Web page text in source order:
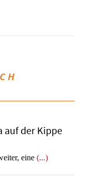
auf der Kippe
eine (...)